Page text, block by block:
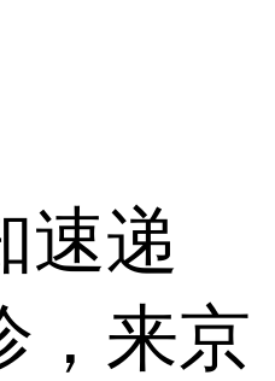
速递
，来京